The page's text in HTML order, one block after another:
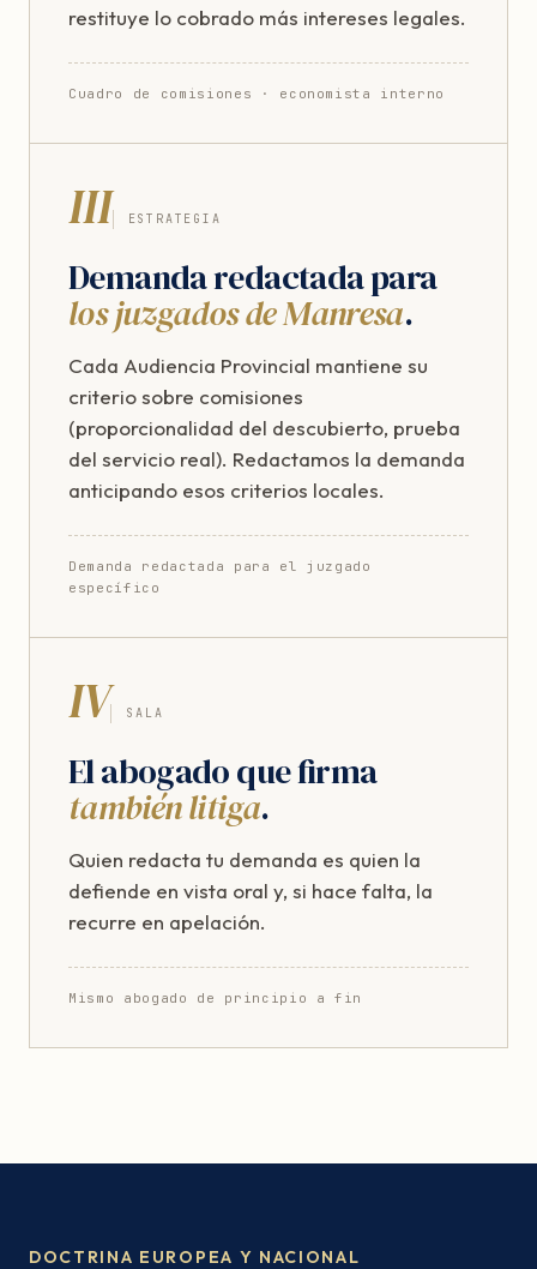
restituye lo cobrado más intereses legales.
Cuadro de comisiones · economista interno
III ESTRATEGIA
Demanda redactada para
los juzgados de Manresa.
Cada Audiencia Provincial mantiene su
criterio sobre comisiones
(proporcionalidad del descubierto, prueba
del servicio real). Redactamos la demanda
anticipando esos criterios locales.
Demanda redactada para el juzgado
específico
IV SALA
El abogado que firma
también litiga.
Quien redacta tu demanda es quien la
defiende en vista oral y, si hace falta, la
recurre en apelación.
Mismo abogado de principio a fin
DOCTRINA EUROPEA Y NACIONAL